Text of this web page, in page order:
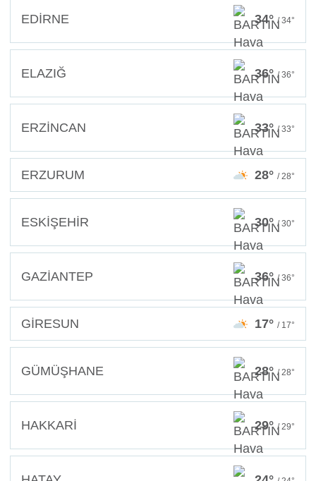
EDİRNE 34° / 34°
ELAZIĞ 36° / 36°
ERZİNCAN 33° / 33°
ERZURUM 28° / 28°
ESKİŞEHİR 30° / 30°
GAZİANTEP 36° / 36°
GİRESUN 17° / 17°
GÜMÜŞHANE 28° / 28°
HAKKARİ 29° / 29°